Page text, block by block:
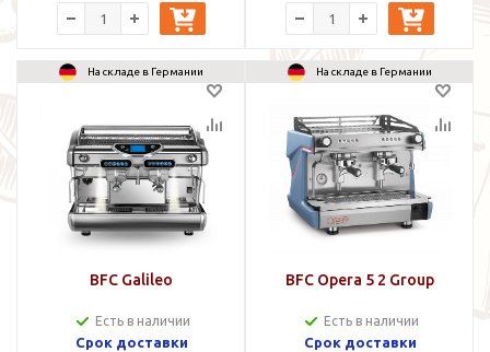
На складе в Германии
BFC Galileo
Есть в наличии
Срок доставки
На складе в Германии
BFC Opera 5 2 Group
Есть в наличии
Срок доставки